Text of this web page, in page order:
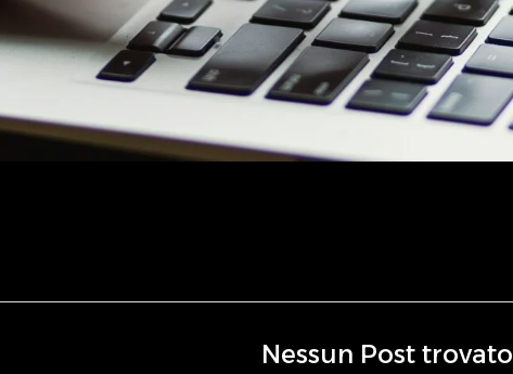
Nessun Post trovato